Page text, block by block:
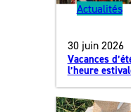
Actualités
30 juin 2026
Vacances
l’heure